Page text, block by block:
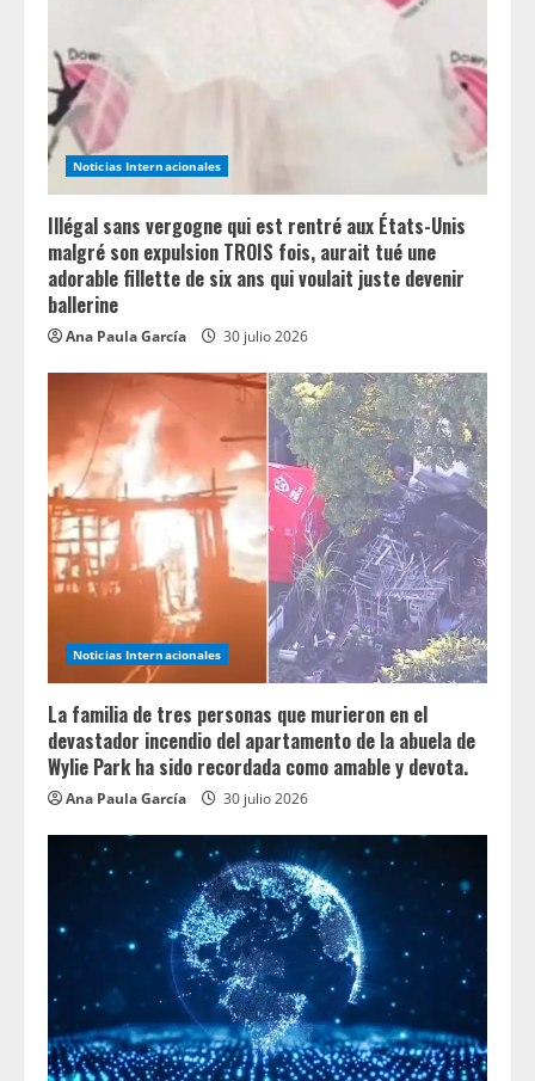
Noticias Internacionales
Illégal sans vergogne qui est rentré aux États-Unis
malgré son expulsion TROIS fois, aurait tué une
adorable fillette de six ans qui voulait juste devenir
ballerine
Ana Paula García 30 julio 2026
Noticias Internacionales
La familia de tres personas que murieron en el
devastador incendio del apartamento de la abuela de
Wylie Park ha sido recordada como amable y devota.
Ana Paula García 30 julio 2026